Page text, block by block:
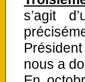
s’agit
nous a